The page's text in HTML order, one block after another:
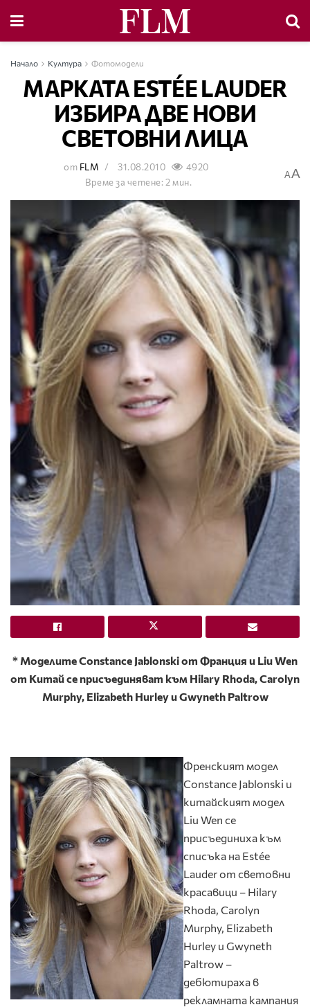
Начало Култура Фотомодели
МАРКАТА ESTÉE LAUDER
ИЗБИРА ДВЕ НОВИ
СВЕТОВНИ ЛИЦА
от FLM 31.08.2010
4920
Време за четене: 2 мин.
AA
* МоделитеConstance Jablonskiот Франция и LiuWen
от Китай се присъединяват към Hilary Rhoda,Carolyn
Murphy, Elizabeth HurleyиGwyneth Paltrow
Френският модел
Constance Jablonski и
китайският модел
Liu Wen се
присъединиха към
списъка на Estée
Lauder от световни
красавици – Hilary
Rhoda, Carolyn
Murphy, Elizabeth
Hurley и Gwyneth
Paltrow –
дебютираха в
рекламната кампания